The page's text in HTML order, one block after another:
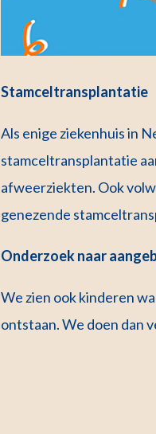
Stamceltransplantatie
Als enige ziekenhuis in
stamceltransplantatie
afweerziekten. Ook
genezende
Onderzoek naar
We zien ook kinderen
ontstaan. We doen dan